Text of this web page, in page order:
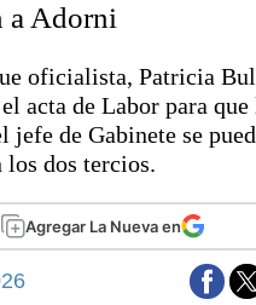
Escenario Olímpico
Liga del Sur
Básquetbol
Fútbol
Federal A
Cines
Economía y finanzas
Con el campo
a Adorni
oficialista, Patricia
acta de Labor para que
jefe de Gabinete se
los dos tercios.
Agregar La Nueva en